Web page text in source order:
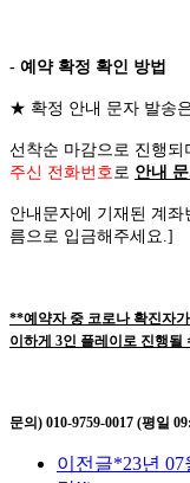
- 예약 확정 확인 방법
★ 확정 안내 문자 발송
선착순 마감으로 진행되
주신 전화번호로 안내
안내문자에 기재된 계
름으로 입금해주세요.]
**예약자 중 코로나 확진자
이하게 3인 플레이로 진행
문의) 010-9759-0017 (평일
이전글*23년